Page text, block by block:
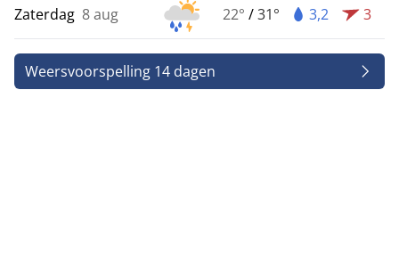
Zaterdag 8 aug 22° /31° 3,2 3
Weersvoorspelling 14 dagen